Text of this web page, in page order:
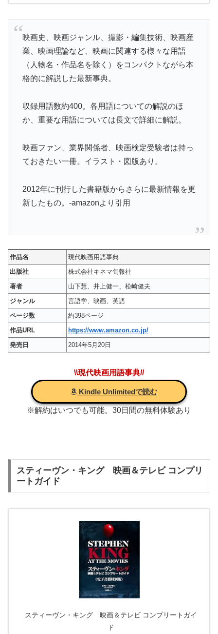
映画史、映画ジャンル、撮影・編集技術、映画産
業、映画理論など、映画に関連する様々な用語
（人物名・作品名を除く）をコンパクトながら本
格的に解説した最新事典。
収録用語数約400。各用語についての解説のほ
か、重要な用語については長文で詳細に解説。
映画ファン、業界関係者、映画検定受験者は持っ
ておきたい一冊。イラスト・図版あり。
2012年に刊行した書籍版からさらに最新情報を更
新したもの。-amazonより引用
作品名
現代映画用語事典
出版社
株式会社キネマ旬報社
著者
山下慧、井上健一、松崎健夫
ジャンル
言語学、映画、英語
ページ数
約398ページ
作品URL
https://www.amazon.co.jp/
発売日
2014年5月20日
\\現代映画用語事典//
Kindle Unlimitedで読む
※解約はいつでも可能。30日間の無料体験あり
スティーヴン・キング 映画＆テレビ コンプリ
ートガイド
スティーヴン・キング 映画＆テレビ コンプリートガイ
ド